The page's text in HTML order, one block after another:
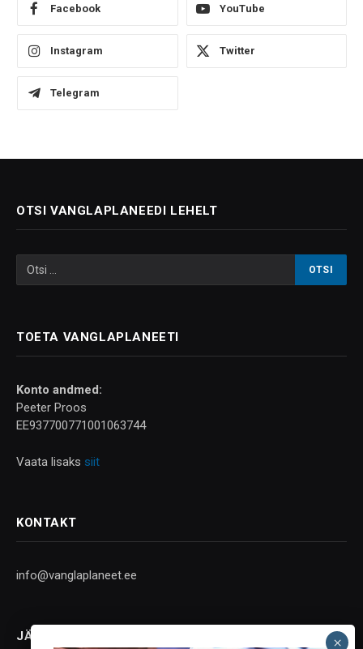
Facebook YouTube
Instagram Twitter
Telegram
OTSI VANGLAPLANEEDI LEHELT
TOETA VANGLAPLANEETI
Konto andmed:
Peeter Proos
EE937700771001063744
Vaata lisaks siit
KONTAKT
info@vanglaplaneet.ee
JÄLGI SOTSIAALMEEDIAS